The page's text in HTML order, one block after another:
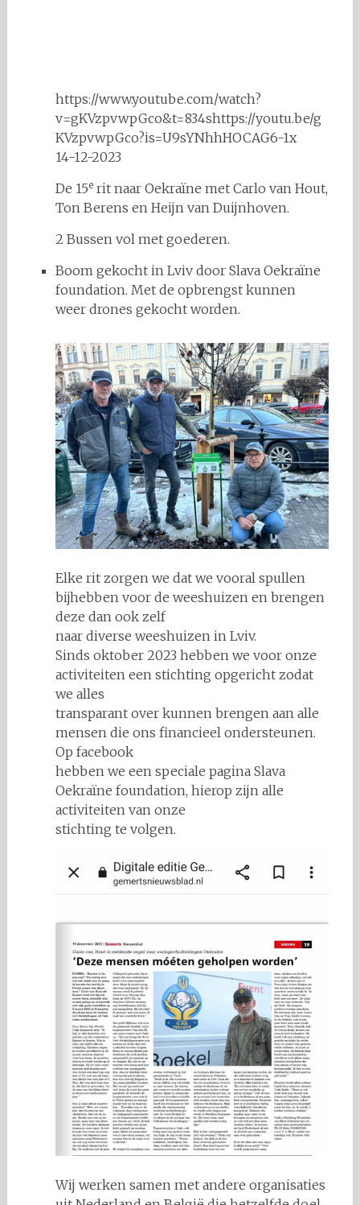
https://www.youtube.com/watch?
v=gKVzpvwpGco&t=834shttps://youtu.be/g
KVzpvwpGco?is=U9sYNhhHOCAG6-1x
14-12-2023
De 15erit naar Oekraïne met Carlo van Hout,
Ton Berens en Heijn van Duijnhoven.
2 Bussen vol met goederen.
Boom gekocht in Lviv door Slava Oekraïne
foundation. Met de opbrengst kunnen
weer drones gekocht worden.
Elke rit zorgen we dat we vooral spullen
bijhebben voor de weeshuizen en brengen
deze dan ook zelf
naar diverse weeshuizen in Lviv.
Sinds oktober 2023 hebben we voor onze
activiteiten een stichting opgericht zodat
we alles
transparant over kunnen brengen aan alle
mensen die ons financieel ondersteunen.
Op facebook
hebben we een speciale pagina Slava
Oekraïne foundation, hierop zijn alle
activiteiten van onze
stichting te volgen.
Wij werken samen met andere organisaties